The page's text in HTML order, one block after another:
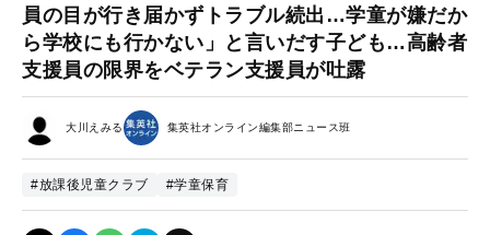
員の目が行き届かずトラブル続出…学童が嫌だか
ら学校にも行かない」と言いだす子ども…高齢者
支援員の限界をベテラン支援員が吐露
大川えみる 集英社オンライン編集部ニュース班
#放課後児童クラブ #学童保育